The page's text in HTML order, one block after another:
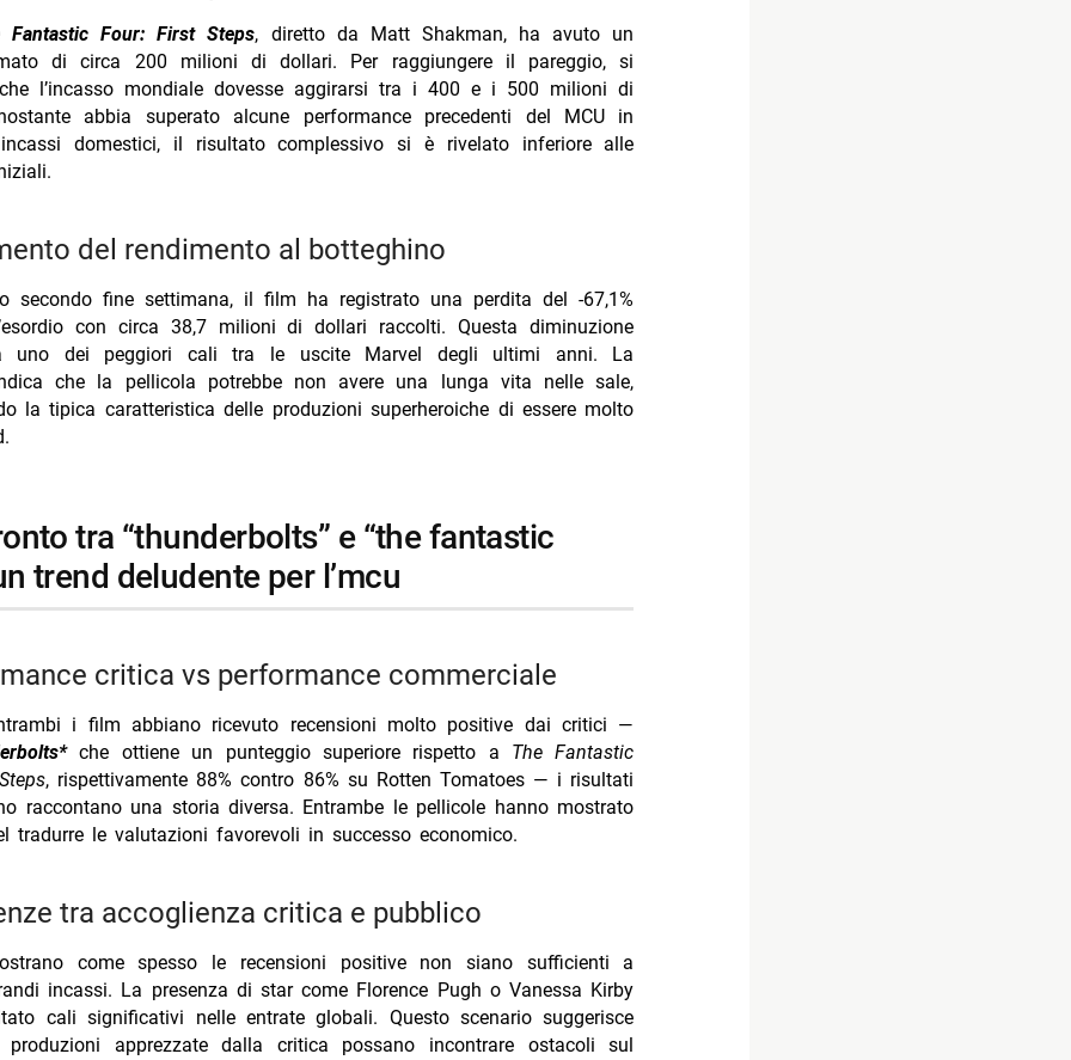
7 agosto 2026 Tim Summer Hits batte L’Erede
Fantastic Four: First Steps, diretto da Matt Shakman, ha avuto un
di circa 200 milioni di dollari. Per raggiungere il pareggio, si
che l’incasso mondiale dovesse aggirarsi tra i 400 e i 500 milioni di
abbia superato alcune performance precedenti del MCU in
domestici, il risultato complessivo si è rivelato inferiore alle
del rendimento al botteghino
secondo fine settimana, il film ha registrato una perdita del -67,1%
con circa 38,7 milioni di dollari raccolti. Questa diminuzione
uno dei peggiori cali tra le uscite Marvel degli ultimi anni. La
che la pellicola potrebbe non avere una lunga vita nelle sale,
la tipica caratteristica delle produzioni superheroiche di essere molto
trend deludente per l’mcu
critica vs performance commerciale
i film abbiano ricevuto recensioni molto positive dai critici —
che ottiene un punteggio superiore rispetto a The Fantastic
, rispettivamente 88% contro 86% su Rotten Tomatoes — i risultati
raccontano una storia diversa. Entrambe le pellicole hanno mostrato
tradurre le valutazioni favorevoli in successo economico.
tra accoglienza critica e pubblico
come spesso le recensioni positive non siano sufficienti a
incassi. La presenza di star come Florence Pugh o Vanessa Kirby
cali significativi nelle entrate globali. Questo scenario suggerisce
produzioni apprezzate dalla critica possano incontrare ostacoli sul